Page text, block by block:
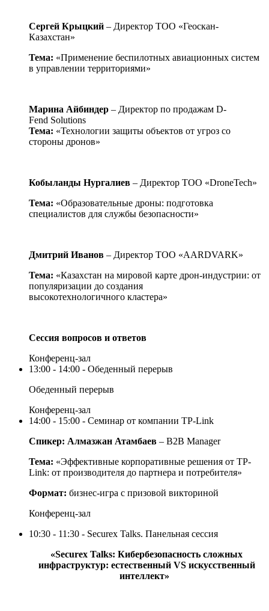
Сергей Крыцкий – Директор ТОО «Геоскан-
Казахстан»
Тема: «Применение беспилотных авиационных систем
в управлении территориями»
Марина Айбиндер – Директор по продажам D-
Fend Solutions
Тема: «Технологии защиты объектов от угроз со
стороны дронов»
Кобыланды Нургалиев – Директор ТОО «DroneTech»
Тема: «Образовательные дроны: подготовка
специалистов для службы безопасности»
Дмитрий Иванов – Директор ТОО «AARDVARK»
Тема: «Казахстан на мировой карте дрон-индустрии: от
популяризации до создания
высокотехнологичного кластера»
Сессия вопросов и ответов
Конференц-зал
13:00 - 14:00 - Обеденный перерыв
Обеденный перерыв
Конференц-зал
14:00 - 15:00 - Семинар от компании TP-Link
Спикер: Алмазжан Атамбаев – B2B Manager
Тема: «Эффективные корпоративные решения от TP-
Link: от производителя до партнера и потребителя»
Формат: бизнес-игра с призовой викториной
Конференц-зал
10:30 - 11:30 - Securex Talks. Панельная сессия
«Securex Talks: Кибербезопасность сложных
инфраструктур: естественный VS искусственный
интеллект»